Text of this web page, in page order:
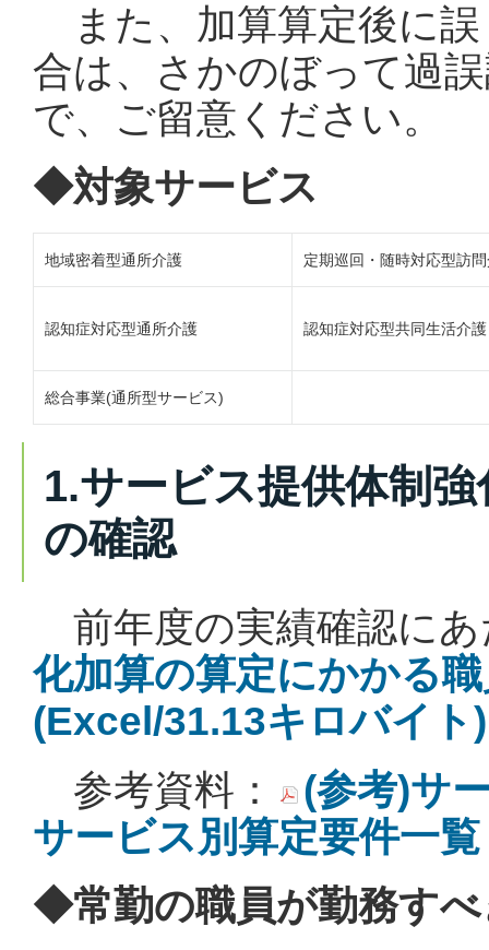
また 、加算算定後に
合は、さかのぼって過
で、ご留意ください。
◆対象サービス
地域密着型通所介護 定期巡回・随時対応型訪
認知症対応型通所介護 認知症対応型共同生活介護
総合事業(通所型サービス)
1.サービス提供体制
の確認
前年度の実績確認にあ
化加算の算定にかかる
(Excel/31.13キロバイト)
参考資料：
(参考)サ
サービス別算定要件一
◆常勤の職員が勤務す